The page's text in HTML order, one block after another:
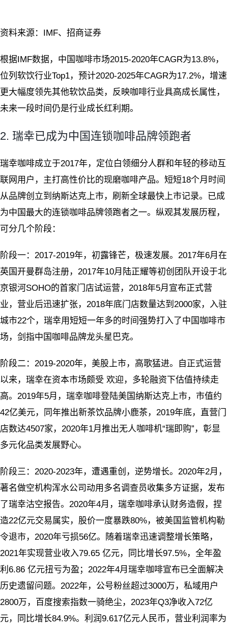
资料来源：IMF、招商证券
根据IMF数据，中国咖啡市场2015-2020年CAGR为13.8%，
位列软饮行业Top1，预计2020-2025年CAGR为17.2%，增速
更大幅度领先其他软饮品类，反映咖啡行业具高成长属性，
未来一段时间仍是行业成长红利期。
2. 瑞幸已成为中国连锁咖啡品牌领跑者
瑞幸咖啡成立于2017年，定位白领细分人群和年轻的移动互
联网用户，主打高性价比的现磨咖啡产品。短短18个月时间
从品牌创立到纳斯达克上市，刷新全球最快上市记录。已成
为中国最大的连锁咖啡品牌领跑者之一。纵观其发展历程，
可分几个阶段：
阶段一：2017-2019年，初露锋芒，极速发展。2017年6月在
英国开曼群岛注册，2017年10月陆正耀等初创团队开设于北
京银河SOHO的首家门店试运营，2018年5月宣布正式营
业，营业后迅速扩张，2018年底门店数量达到2000家，入驻
城市22个，瑞幸用短短一年多的时间强势打入了中国咖啡市
场，剑指中国咖啡品牌龙头星巴克。
阶段二：2019-2020年，美股上市，高歌猛进。自正式运营
以来，瑞幸在资本市场颇受 欢迎，多轮融资下估值持续走
高。2019年5月，瑞幸咖啡登陆美国纳斯达克上市，市值约
42亿美元，同年推出新茶饮品牌小鹿茶，2019年底，直营门
店数达4507家，2020年1月推出无人咖啡机“瑞即购”，彰显
多元化品类发展野心。
阶段三：2020-2023年，遭遇重创，逆势增长。2020年2月，
著名做空机构浑水公司动用多名调查员收集多方证据，发布
了瑞幸沽空报告。2020年4月，瑞幸咖啡承认财务造假，捏
造22亿元交易属实，股价一度暴跌80%，被美国监管机构勒
令退市，2020年亏损56亿。随着瑞幸迅速调整增长策略，
2021年实现营业收入79.65 亿元，同比增长97.5%，全年盈
利6.86 亿元扭亏为盈；2022年4月瑞幸咖啡宣布已全面解决
历史遗留问题。2022年，公号粉丝超过3000万，私域用户
2800万，百度搜索指数一骑绝尘，2023年Q3净收入72亿
元，同比增长84.9%。利润9.617亿元人民币，营业利润率为